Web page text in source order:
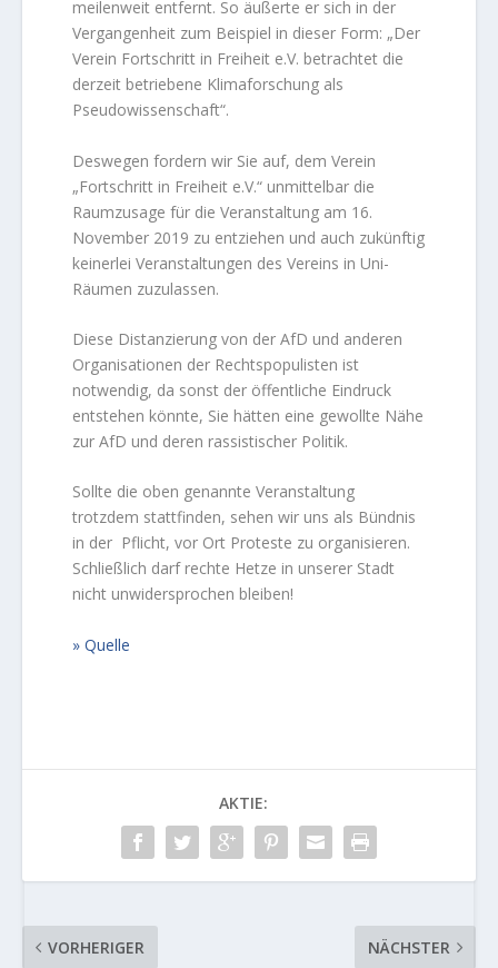
meilenweit entfernt. So äußerte er sich in der
Vergangenheit zum Beispiel in dieser Form: „Der
Verein Fortschritt in Freiheit e.V. betrachtet die
derzeit betriebene Klimaforschung als
Pseudowissenschaft“.
Deswegen fordern wir Sie auf, dem Verein
„Fortschritt in Freiheit e.V.“ unmittelbar die
Raumzusage für die Veranstaltung am 16.
November 2019 zu entziehen und auch zukünftig
keinerlei Veranstaltungen des Vereins in Uni-
Räumen zuzulassen.
Diese Distanzierung von der AfD und anderen
Organisationen der Rechtspopulisten ist
notwendig, da sonst der öffentliche Eindruck
entstehen könnte, Sie hätten eine gewollte Nähe
zur AfD und deren rassistischer Politik.
Sollte die oben genannte Veranstaltung
trotzdem stattfinden, sehen wir uns als Bündnis
in der Pflicht, vor Ort Proteste zu organisieren.
Schließlich darf rechte Hetze in unserer Stadt
nicht unwidersprochen bleiben!
Quelle
AKTIE:
VORHERIGER NÄCHSTER